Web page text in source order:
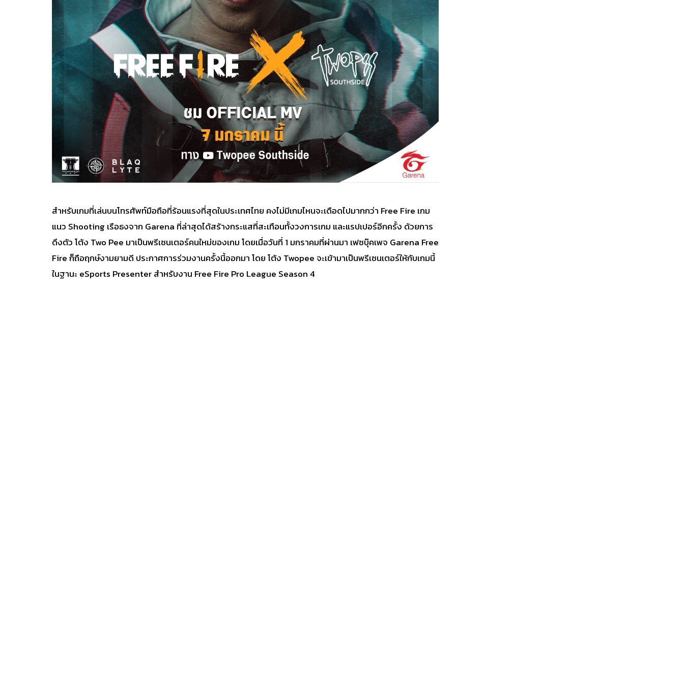
สำหรับเกมที่เล่นบนโทรศัพท์มือถือที่ร้อนแรงที่สุดในประเทศไทย คงไม่มีเกมไหนจะเดือดไปมากกว่า Free Fire เกม
แนว Shooting เรือธงจาก Garena ที่ล่าสุดได้สร้างกระแสที่สะเทือนทั้งวงการเกม และแรปเปอร์อีกครั้ง ด้วยการ
ดึงตัว โต้ง Two Pee มาเป็นพรีเซนเตอร์คนใหม่ของเกม โดยเมื่อวันที่ 1 มกราคมที่ผ่านมา เฟซบุ๊คเพจ Garena Free
Fireก็ถือฤกษ์งามยามดี ประกาศการร่วมงานครั้งนี้ออกมา โดย โต้ง Twopee จะเข้ามาเป็นพรีเซนเตอร์ให้กับเกมนี้
ในฐานะ eSports Presenter สำหรับงาน Free Fire Pro League Season 4